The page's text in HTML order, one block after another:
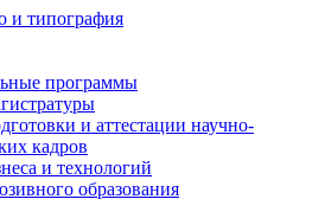
и типография
программы
и аттестации научно-
кадров
и технологий
образования